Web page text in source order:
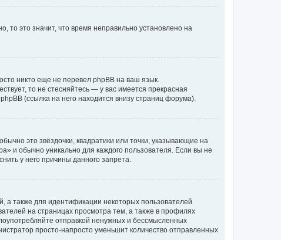
то это значит, что время неправильно установлено на
никто еще не перевел phpBB на ваш язык.
то не стесняйтесь — у вас имеется прекрасная
(ссылка на него находится внизу страниц форума).
это звёздочки, квадратики или точки, указывающие на
и обычно уникально для каждого пользователя. Если вы не
у него причины данного запрета.
также для идентификации некоторых пользователей.
на страницах просмотра тем, а также в профилях
отправкой ненужных и бессмысленных
просто-напросто уменьшит количество отправленных